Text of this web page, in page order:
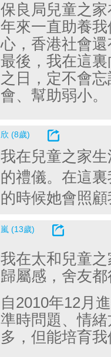
保良局兒童之
年來一直助養
心，香港社會
最後，我在這
之日，定不會
會、幫助弱小。
欣 (8歲)
我在兒童之家
的禮儀。在這
的時候她會照
嵐 (13歲)
我在太和兒童
歸屬感，舍友
自2010年12月
準時問題、情
多，但能培育